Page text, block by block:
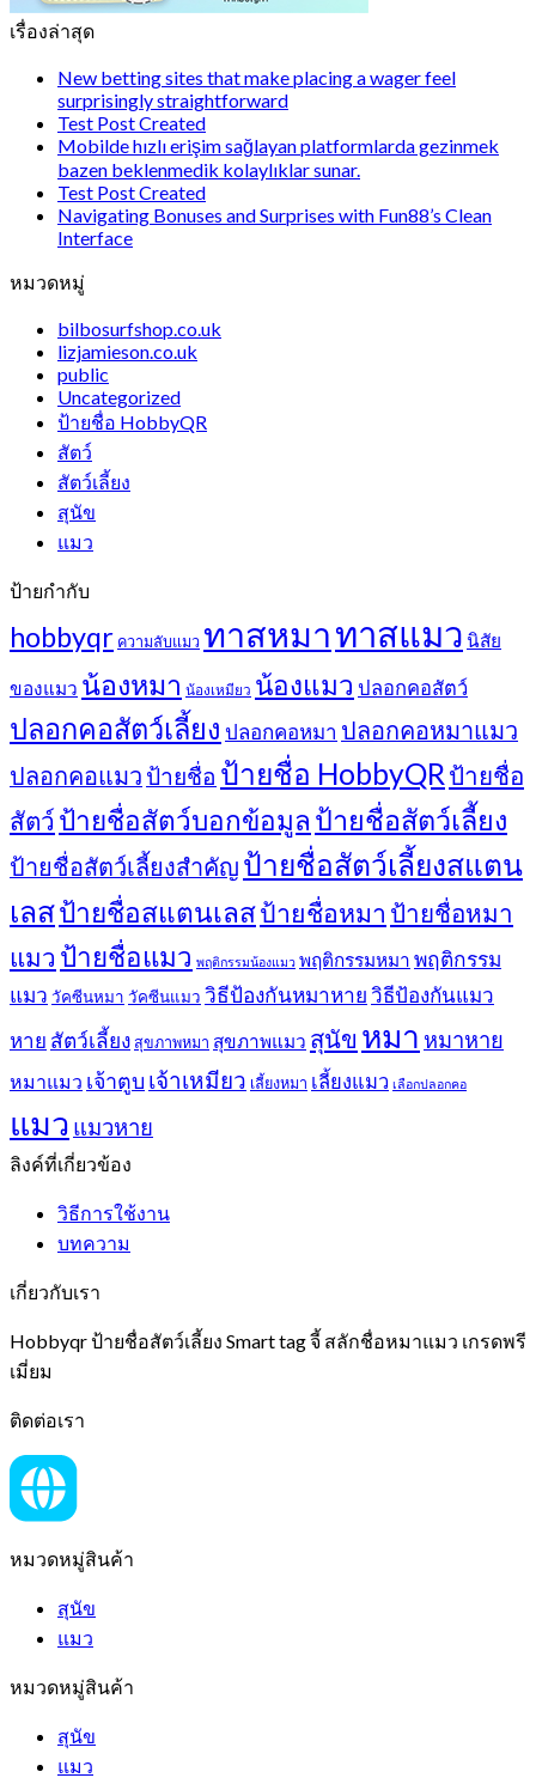
เรื่องล่าสุด
New betting sites that make placing a wager feel
surprisingly straightforward
Test Post Created
Mobilde hızlı erişim sağlayan platformlarda gezinmek
bazen beklenmedik kolaylıklar sunar.
Test Post Created
Navigating Bonuses and Surprises with Fun88’s Clean
Interface
หมวดหมู่
bilbosurfshop.co.uk
lizjamieson.co.uk
public
Uncategorized
ป้ายชื่อ HobbyQR
สัตว์
สัตว์เลี้ยง
สุนัข
แมว
ป้ายกำกับ
hobbyqr ความลับแมว ทาสหมาทาสแมว นิสัย
ของแมว น้องหมา น้องเหมียว น้องแมว ปลอกคอสัตว์
ปลอกคอสัตว์เลี้ยง ปลอกคอหมา ปลอกคอหมาแมว
ปลอกคอแมว ป้ายชื่อ ป้ายชื่อ HobbyQR ป้ายชื่อ
สัตว์ ป้ายชื่อสัตว์บอกข้อมูล ป้ายชื่อสัตว์เลี้ยง
ป้ายชื่อสัตว์เลี้ยงสำคัญ ป้ายชื่อสัตว์เลี้ยงสแตน
เลสป้ายชื่อสแตนเลสป้ายชื่อหมา ป้ายชื่อหมา
แมว ป้ายชื่อแมว พฤติกรรมน้องแมว พฤติกรรมหมา พฤติกรรม
แมว วัคซีนหมา วัคซีนแมว วิธีป้องกันหมาหายวิธีป้องกันแมว
หาย สัตว์เลี้ยง สุขภาพหมา สุขภาพแมว สุนัข หมา หมาหาย
หมาแมว เจ้าตูบ เจ้าเหมียว เลี้ยงหมา เลี้ยงแมว เลือกปลอกคอ
แมว แมวหาย
ลิงค์ที่เกี่ยวข้อง
วิธีการใช้งาน
บทความ
เกี่ยวกับเรา
Hobbyqr ป้ายชื่อสัตว์เลี้ยง Smart tag จี้ สลักชื่อหมาแมว เกรดพรี
เมี่ยม
ติดต่อเรา
หมวดหมู่สินค้า
สุนัข
แมว
หมวดหมู่สินค้า
สุนัข
แมว